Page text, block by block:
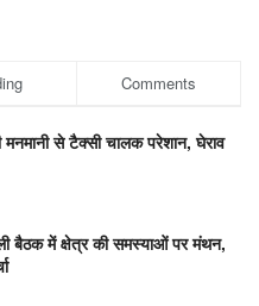
Comments
से टैक्सी चालक परेशान, घेराव
बैठक में क्षेत्र की समस्याओं पर मंथन,